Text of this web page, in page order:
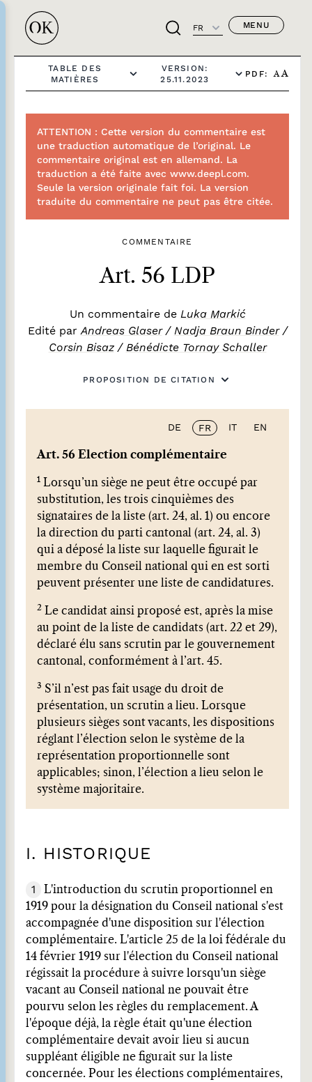
FR MENU
TABLE DES
MATIÈRES
VERSION:
25.11.2023
PDF: A A
ATTENTION : Cette version du commentaire est
une traduction automatique de l’original. Le
commentaire original est en allemand. La
traduction a été faite avec www.deepl.com.
Seule la version originale fait foi. La version
traduite du commentaire ne peut pas être citée.
COMMENTAIRE
Art. 56 LDP
Un commentaire de Luka Markić
Edité parAndreas Glaser/ Nadja Braun Binder/
Corsin Bisaz/ Bénédicte Tornay Schaller
PROPOSITION DE CITATION
DE FR IT EN
Art. 56 Election complémentaire
1
Lorsqu’un siège ne peut être occupé par
substitution, les trois cinquièmes des
signataires de la liste (art. 24, al. 1) ou encore
la direction du parti cantonal (art. 24, al. 3)
qui a déposé la liste sur laquelle figurait le
membre du Conseil national qui en est sorti
peuvent présenter une liste de candidatures.
2
Le candidat ainsi proposé est, après la mise
au point de la liste de candidats (art. 22 et 29),
déclaré élu sans scrutin par le gouvernement
cantonal, conformément à l’art. 45.
3 S’il n’est pas fait usage du droit de
présentation, un scrutin a lieu. Lorsque
plusieurs sièges sont vacants, les dispositions
réglant l’élection selon le système de la
représentation proportionnelle sont
applicables; sinon, l’élection a lieu selon le
système majoritaire.
I. HISTORIQUE
1
L'introduction du scrutin proportionnel en
1919 pour la désignation du Conseil national s'est
accompagnée d'une disposition sur l'élection
complémentaire. L'article 25 de la loi fédérale du
14 février 1919 sur l'élection du Conseil national
régissait la procédure à suivre lorsqu'un siège
vacant au Conseil national ne pouvait être
pourvu selon les règles du remplacement. A
l'époque déjà, la règle était qu'une élection
complémentaire devait avoir lieu si aucun
suppléant éligible ne figurait sur la liste
concernée. Pour les élections complémentaires,